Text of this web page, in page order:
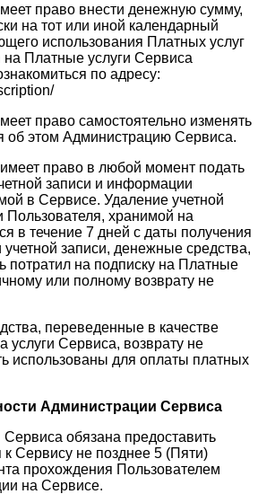
право внести денежную сумму,
на тот или иной календарный
использования Платных услуг
Платные услуги Сервиса
по адресу:
право самостоятельно изменять
об этом Администрацию Сервиса.
право в любой момент подать
записи и информации
в Сервисе. Удаление учетной
хранимой на
в течение 7 дней с даты получения
записи, денежные средства,
потратил на подписку на Платные
или полному возврату не
переведенные в качестве
услуги Сервиса, возврату не
использованы для оплаты платных
Администрации Сервиса
обязана предоставить
к Сервису не позднее 5 (Пяти)
прохождения Пользователем
на Сервисе.